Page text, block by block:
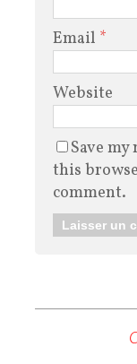
Email *
Website
Save
this
comment.